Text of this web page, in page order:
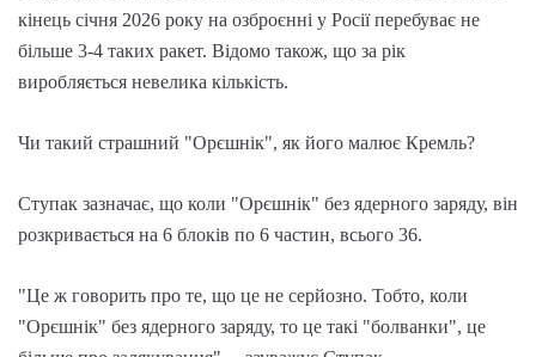
кінець січня 2026 року на озброєнні у Росії перебуває не
більше 3-4 таких ракет. Відомо також, що за рік
виробляється невелика кількість.
Чи такий страшний "Орєшнік", як його малює Кремль?
Ступак зазначає, що коли "Орєшнік" без ядерного заряду, він
розкривається на 6 блоків по 6 частин, всього 36.
"Це ж говорить про те, що це не серйозно. Тобто, коли
"Орєшнік" без ядерного заряду, то це такі "болванки", це